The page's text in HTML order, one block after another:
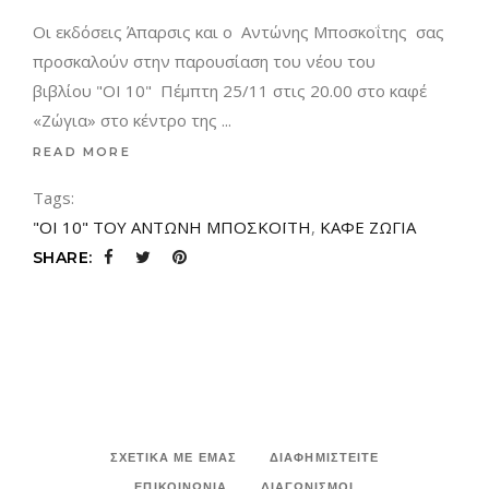
Οι εκδόσεις Άπαρσις και ο Αντώνης Μποσκοΐτης σας
προσκαλούν στην παρουσίαση του νέου του
βιβλίου "ΟΙ 10" Πέμπτη 25/11 στις 20.00 στο καφέ
«Ζώγια» στο κέντρο της
READ MORE
Tags:
"ΟΙ 10" ΤΟΥ ΑΝΤΩΝΗ ΜΠΟΣΚΟΪΤΗ, ΚΑΦΕ ΖΩΓΙΑ
SHARE:
ΣΧΕΤΙΚΑ ΜΕ ΕΜΑΣ
ΔΙΑΦΗΜΙΣΤΕΙΤΕ